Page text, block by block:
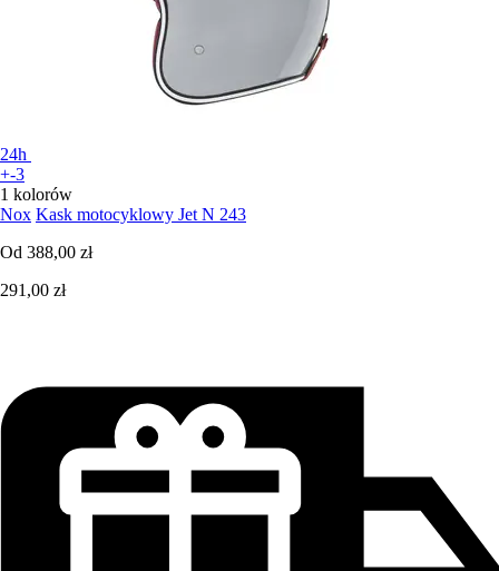
24h
+-3
1 kolorów
Nox Kask motocyklowy Jet N 243
Od 388,00 zł
291,00 zł